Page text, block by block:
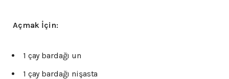
Açmak İçin:
1 çay bardağı un
1 çay bardağı nişasta